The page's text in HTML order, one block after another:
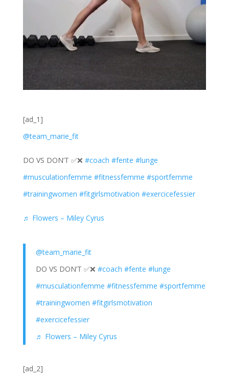
[ad_1]
@team_marie_fit
DO VS DON’T ✅️❌️ #coach #fente #lunge
#musculationfemme #fitnessfemme #sportfemme
#trainingwomen #fitgirlsmotivation #exercicefessier
♬ Flowers – Miley Cyrus
@team_marie_fit
DO VS DON’T ✅️❌️ #coach #fente #lunge
#musculationfemme #fitnessfemme #sportfemme
#trainingwomen #fitgirlsmotivation
#exercicefessier
♬ Flowers – Miley Cyrus
[ad_2]